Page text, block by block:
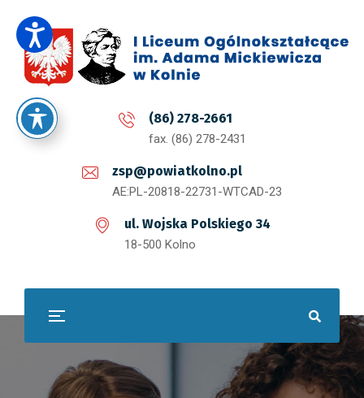
(86) 278-2661
fax. (86) 278-2431
zsp@powiatkolno.pl
AE:PL-20818-22731-WTCAD-23
ul. Wojska Polskiego 34
18-500 Kolno